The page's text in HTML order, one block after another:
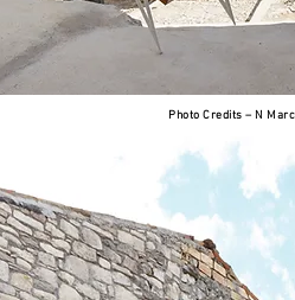
Photo Credits – N
Photo Credits – N